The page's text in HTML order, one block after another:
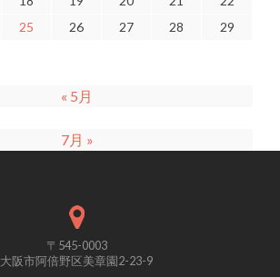
25 26 27 28
29
« 5月
7月 »
〒545-0003
大阪市阿倍野区美章園2-23-9